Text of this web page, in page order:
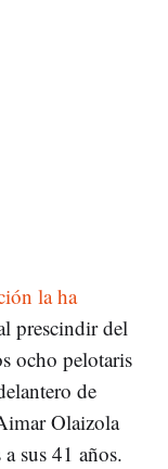
la ha
prescindir del
ocho pelotaris
de
Olaizola
sus 41 años.